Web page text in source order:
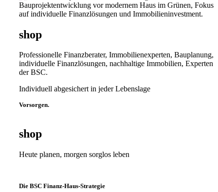
shop
Professionelle Finanzberater, Immobilienexperten, Bauplanung,
individuelle Finanzlösungen, nachhaltige Immobilien, Experten
der BSC.
Individuell abgesichert in jeder Lebenslage
Vorsorgen.
shop
Heute planen, morgen sorglos leben
Die BSC Finanz-Haus-Strategie